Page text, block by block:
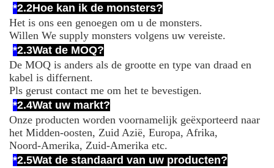
*2.2Hoe kan ik de monsters?
Het is ons een genoegen om u de monsters.
Willen We supply monsters volgens uw vereiste.
*2.3Wat de MOQ?
De MOQ is anders als de grootte en type van draad en
kabel is differnent.
Pls gerust contact me om het te bevestigen.
*2.4Wat uw markt?
Onze producten worden voornamelijk geëxporteerd naar
het Midden-oosten, Zuid Azië, Europa, Afrika,
Noord-Amerika, Zuid-Amerika etc.
*2.5Wat de standaard van uw producten?